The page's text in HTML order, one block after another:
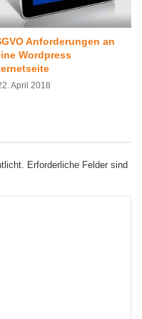
Anforderungen an
Wordpress
April 2018
Erforderliche Felder sind